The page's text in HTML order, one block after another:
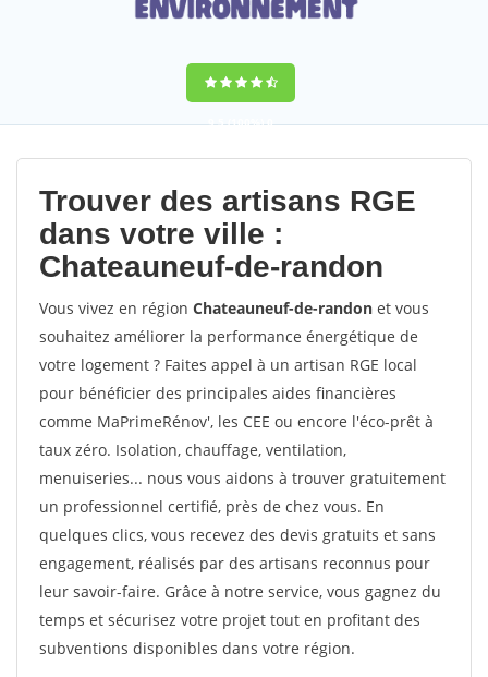
9,5(100%) 0
votes
Trouver des artisans RGE
dans votre ville :
Chateauneuf-de-randon
Vous vivez en région Chateauneuf-de-randon et vous
souhaitez améliorer la performance énergétique de
votre logement ? Faites appel à un artisan RGE local
pour bénéficier des principales aides financières
comme MaPrimeRénov', les CEE ou encore l'éco-prêt à
taux zéro. Isolation, chauffage, ventilation,
menuiseries... nous vous aidons à trouver gratuitement
un professionnel certifié, près de chez vous. En
quelques clics, vous recevez des devis gratuits et sans
engagement, réalisés par des artisans reconnus pour
leur savoir-faire. Grâce à notre service, vous gagnez du
temps et sécurisez votre projet tout en profitant des
subventions disponibles dans votre région.